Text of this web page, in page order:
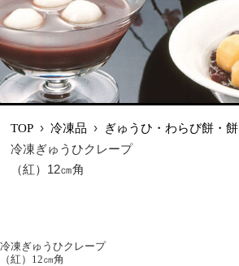
TOP ›冷凍品 › ぎゅうひ・わらび餅・餅
冷凍ぎゅうひクレープ
（紅）12㎝角
冷凍ぎゅうひクレープ
（紅）12㎝角